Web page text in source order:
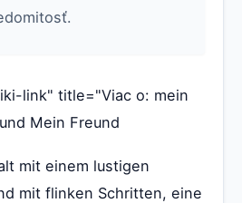
link" title="Viac o: mein
Mein Freund
mit einem lustigen
mit flinken Schritten, eine